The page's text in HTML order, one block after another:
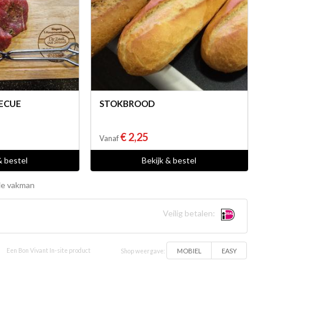
bestel
STOKBROOD
Vanaf € 2,25
Bekijk & bestel
vakman
Veilig betalen:
Een Bon Vivant In-site product Shop weergave: MOBIEL EASY